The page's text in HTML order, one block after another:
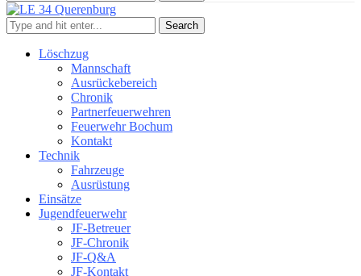
Search
Löschzug
Mannschaft
Ausrückebereich
Chronik
Partnerfeuerwehren
Feuerwehr Bochum
Kontakt
Technik
Fahrzeuge
Ausrüstung
Einsätze
Jugendfeuerwehr
JF-Betreuer
JF-Chronik
JF-Q&A
JF-Kontakt